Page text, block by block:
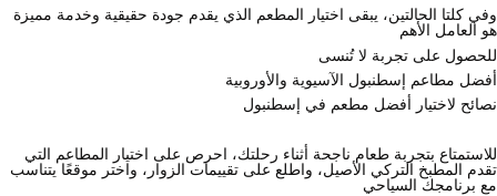
وفي كلتا الحالتين، يبقى اختيار المطعم الذي يقدم جودة حقيقية وخدمة مميزة
هو العامل الأهم
للحصول على تجربة لا تُنسى
أفضل مطاعم إسطنبول الآسيوية والأوروبية
نصائح لاختيار أفضل مطعم في إسطنبول
للاستمتاع بتجربة طعام ناجحة أثناء رحلتك، احرص على اختيار المطاعم التي
تقدم المطبخ التركي الأصيل، واطلع على تقييمات الزوار، واختر موقعًا يتناسب
مع برنامجك السياحي